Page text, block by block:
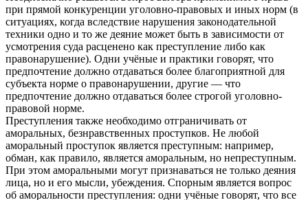
при прямой конкуренции уголовно-правовых и иных норм (в
ситуациях, когда вследствие нарушения законодательной
техники одно и то же деяние может быть в зависимости от
усмотрения суда расценено как преступление либо как
правонарушение). Одни учёные и практики говорят, что
предпочтение должно отдаваться более благоприятной для
субъекта норме о правонарушении, другие — что
предпочтение должно отдаваться более строгой уголовно-
правовой норме.
Преступления также необходимо отграничивать от
аморальных, безнравственных проступков. Не любой
аморальный проступок является преступным: например,
обман, как правило, является аморальным, но непреступным.
При этом аморальными могут признаваться не только деяния
лица, но и его мысли, убеждения. Спорным является вопрос
об аморальности преступления: одни учёные говорят, что все